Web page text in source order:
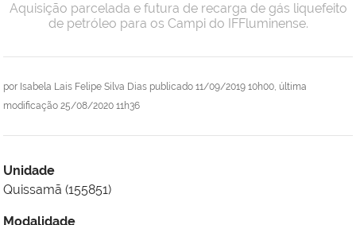
por Isabela Lais Felipe Silva Dias publicado 11/09/2019 10h00, última
modificação 25/08/2020 11h36
Aquisição parcelada e futura de recarga de gás liquefeito
de petróleo para os Campi do IFFluminense.
Unidade
Quissamã (155851)
Modalidade